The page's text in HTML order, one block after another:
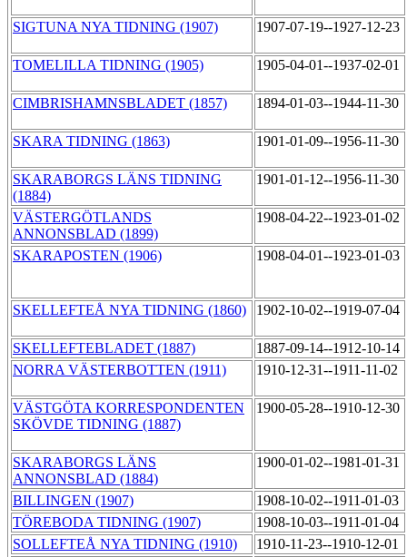
SIGTUNA NYA TIDNING (1907) 1907-07-19--1927-12-23
TOMELILLA TIDNING (1905) 1905-04-01--1937-02-01
CIMBRISHAMNSBLADET (1857) 1894-01-03--1944-11-30
SKARA TIDNING (1863) 1901-01-09--1956-11-30
SKARABORGS LÄNS TIDNING
(1884)
1901-01-12--1956-11-30
VÄSTERGÖTLANDS
ANNONSBLAD (1899)
1908-04-22--1923-01-02
SKARAPOSTEN (1906) 1908-04-01--1923-01-03
SKELLEFTEÅ NYA TIDNING (1860) 1902-10-02--1919-07-04
SKELLEFTEBLADET (1887)
1887-09-14--1912-10-14
NORRA VÄSTERBOTTEN (1911)
1910-12-31--1911-11-02
VÄSTGÖTA KORRESPONDENTEN
SKÖVDE TIDNING (1887)
1900-05-28--1910-12-30
SKARABORGS LÄNS
ANNONSBLAD (1884)
1900-01-02--1981-01-31
BILLINGEN (1907)
1908-10-02--1911-01-03
TÖREBODA TIDNING (1907)
1908-10-03--1911-01-04
SOLLEFTEÅ NYA TIDNING (1910)
1910-11-23--1910-12-01